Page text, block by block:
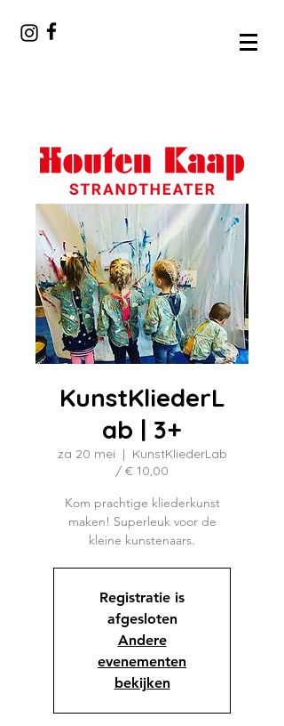
KunstKliederL
ab | 3+
za 20 mei
  |
KunstKliederLab
/ € 10,00
Kom prachtige kliederkunst
maken! Superleuk voor de
kleine kunstenaars.
Registratie is
afgesloten
Andere
evenementen
bekijken